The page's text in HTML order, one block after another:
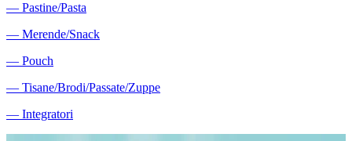
― Pastine/Pasta
― Merende/Snack
― Pouch
― Tisane/Brodi/Passate/Zuppe
― Integratori